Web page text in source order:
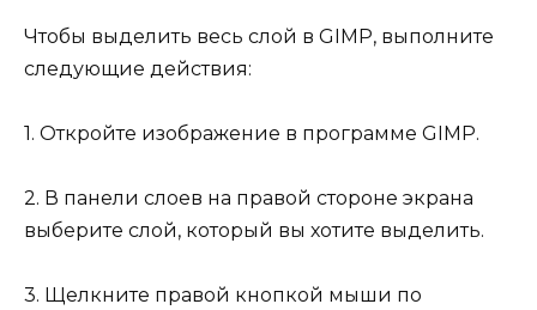
Чтобы выделить весь слой в GIMP, выполните
следующие действия:
1. Откройте изображение в программе GIMP.
2. В панели слоев на правой стороне экрана
выберите слой, который вы хотите выделить.
3. Щелкните правой кнопкой мыши по